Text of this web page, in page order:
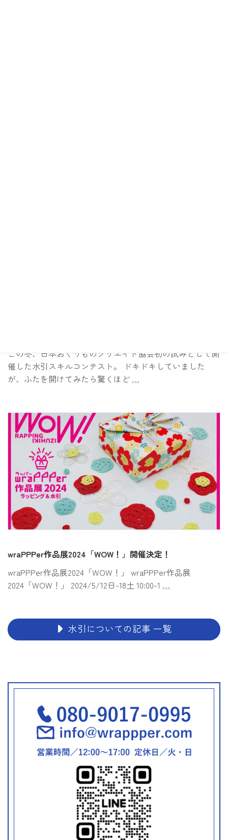
この冬、日本おくりものクリエイト協会初の試みとして開
催した水引スキルコンテスト。 ドキドキしていました
が、ふたを開けてみたら驚くほど …
wraPPPer作品展2024「WOW！」開催決定！
wraPPPer作品展2024「WOW！」 wraPPPer作品展
2024「WOW！」 2024/5/12日-18土 10:00-1 …
水引についての記事 一覧